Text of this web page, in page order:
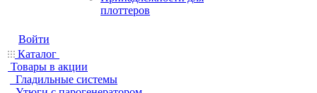
плоттеров
Войти
Каталог
Товары в акции
Гладильные системы